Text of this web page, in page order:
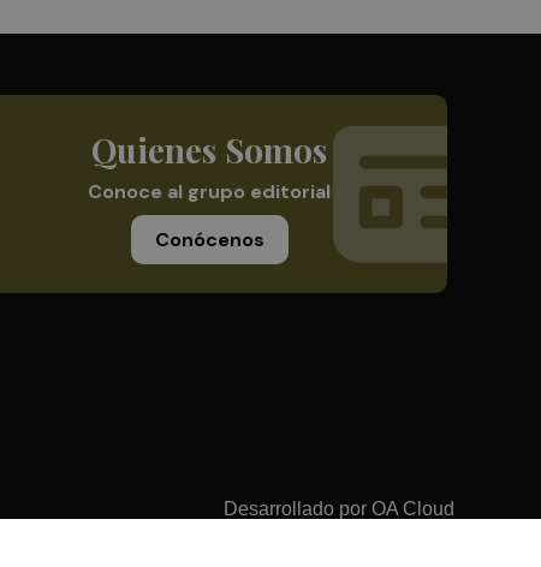
Quienes Somos
Conoce al grupo editorial
Conócenos
Desarrollado por OA Cloud